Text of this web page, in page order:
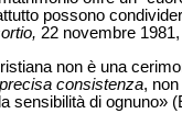
possono
22 novembre
non è una
consistenza,
sensibilità di ognuno»